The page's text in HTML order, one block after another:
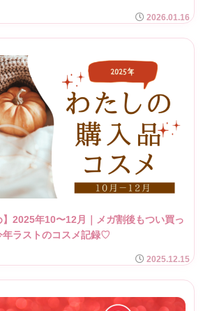
2026.01.16
】2025年10〜12月｜メガ割後もつい買っ
ラストのコスメ記録♡
2025.12.15